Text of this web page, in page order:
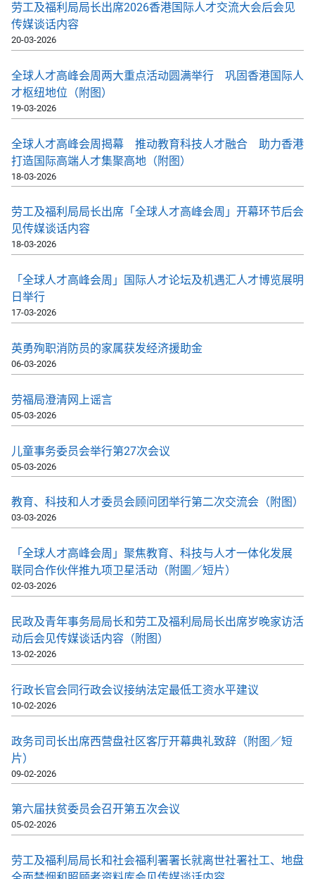
劳工及福利局局长出席2026香港国际人才交流大会后会见
传媒谈话内容
20-03-2026
全球人才高峰会周两大重点活动圆满举行 巩固香港国际人
才枢纽地位（附图）
19-03-2026
全球人才高峰会周揭幕 推动教育科技人才融合 助力香港
打造国际高端人才集聚高地（附图）
18-03-2026
劳工及福利局局长出席「全球人才高峰会周」开幕环节后会
见传媒谈话内容
18-03-2026
「全球人才高峰会周」国际人才论坛及机遇汇人才博览展明
日举行
17-03-2026
英勇殉职消防员的家属获发经济援助金
06-03-2026
劳福局澄清网上谣言
05-03-2026
儿童事务委员会举行第27次会议
05-03-2026
教育、科技和人才委员会顾问团举行第二次交流会（附图）
03-03-2026
「全球人才高峰会周」聚焦教育、科技与人才一体化发展
联同合作伙伴推九项卫星活动（附圖／短片）
02-03-2026
民政及青年事务局局长和劳工及福利局局长出席岁晚家访活
动后会见传媒谈话内容（附图）
13-02-2026
行政长官会同行政会议接纳法定最低工资水平建议
10-02-2026
政务司司长出席西营盘社区客厅开幕典礼致辞（附图／短
片）
09-02-2026
第六届扶贫委员会召开第五次会议
05-02-2026
劳工及福利局局长和社会福利署署长就离世社署社工、地盘